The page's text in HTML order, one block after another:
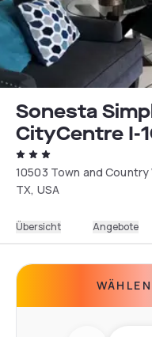
Sonesta
CityCentre I-
10503 Town and Country
TX, USA
Übersicht Angebote